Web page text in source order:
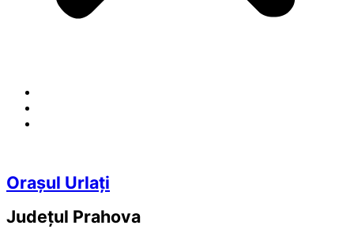
Orașul Urlați
Județul Prahova